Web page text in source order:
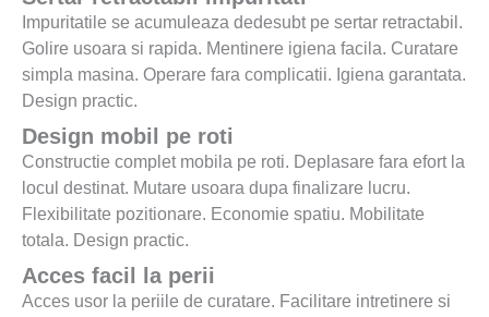
Impuritatile se acumuleaza dedesubt pe sertar retractabil.
Golire usoara si rapida. Mentinere igiena facila. Curatare
simpla masina. Operare fara complicatii. Igiena garantata.
Design practic.
Design mobil pe roti
Constructie complet mobila pe roti. Deplasare fara efort la
locul destinat. Mutare usoara dupa finalizare lucru.
Flexibilitate pozitionare. Economie spatiu. Mobilitate
totala. Design practic.
Acces facil la perii
Acces usor la periile de curatare. Facilitare intretinere si